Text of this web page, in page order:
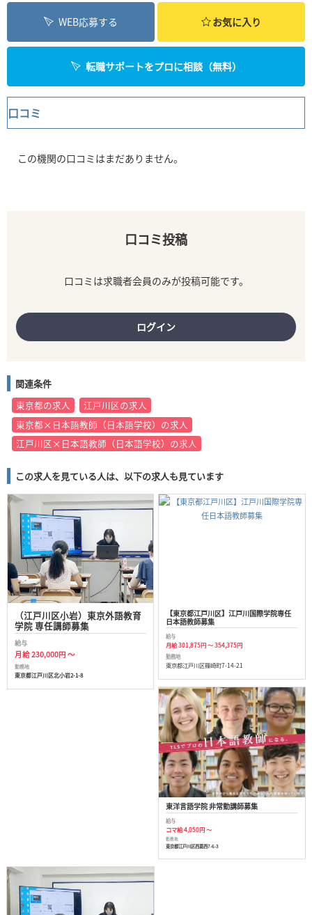
WEB応募する お気に入り
転職サポートをプロに相談（無料）
口コミ
この機関の口コミはまだありません。
口コミ投稿
口コミは求職者会員のみが投稿可能です。
ログイン
関連条件
東京都の求人
江戸川区の求人
東京都×日本語教師（日本語学校）の求人
江戸川区×日本語教師（日本語学校）の求人
この求人を見ている人は、以下の求人も見ています
（江戸川区小岩）東京外語教育
学院 専任講師募集
給与
月給 230,000円 ～
勤務地
東京都江戸川区北小岩2-1-8
【東京都江戸川区】江戸川国際学院専任
日本語教師募集
給与
月給 301,875円 ～ 354,375円
勤務地
東京都江戸川区篠崎町7-14-21
東洋言語学院 非常勤講師募集
給与
コマ給 4,050円 ～
勤務地
東京都江戸川区西葛西7-6-3